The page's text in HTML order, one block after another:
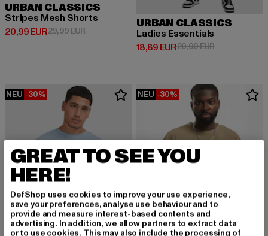
URBAN CLASSICS
Stripes Mesh Shorts
20,99 EUR
Derzeitiger Preis: 20,99 EUR
29,99 EURAktionspreis: 29,99 EUR
URBAN CLASSICS
Ladies Essentials
18,89 EUR
Derzeitiger Preis: 18,89 EUR
29,99 EURAktionspreis:
NEU -30% NEU -30%
GREAT TO SEE YOU
HERE!
DefShop uses cookies to improve your use experience,
save your preferences, analyse use behaviour and to
provide and measure interest-based contents and
advertising. In addition, we allow partners to extract data
or to use cookies. This may also include the processing of